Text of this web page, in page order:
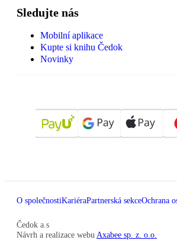
Sledujte nás
Mobilní aplikace
Kupte si knihu Čedok
Novinky
O společnostiKariéraPartnerská sekceOchrana
Čedok a.s
Návrh a realizace webu Axabee sp. z. o.o.